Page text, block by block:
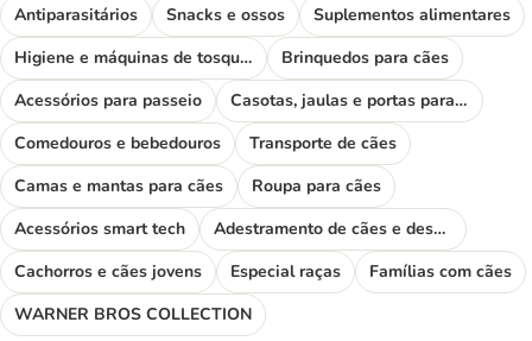
Antiparasitários
Snacks e ossos
Suplementos alimentares
Higiene e máquinas de tosquiar
Brinquedos para cães
Acessórios para passeio
Casotas, jaulas e portas para cães
Comedouros e bebedouros
Transporte de cães
Camas e mantas para cães
Roupa para cães
Acessórios smart tech
Adestramento de cães e desporto
Cachorros e cães jovens
Especial raças
Famílias com cães
WARNER BROS COLLECTION